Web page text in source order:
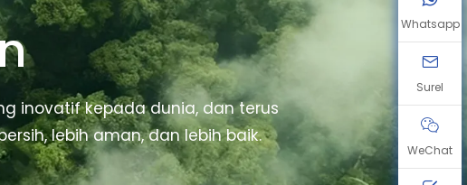
inovatif kepada dunia, dan terus
lebih aman, dan lebih baik.
Whatsapp
Surel
WeChat